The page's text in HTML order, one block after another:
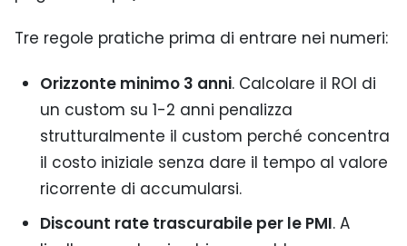
Tre regole pratiche prima di entrare nei numeri:
Orizzonte minimo 3 anni. Calcolare il ROI di
un custom su 1-2 anni penalizza
strutturalmente il custom perché concentra
il costo iniziale senza dare il tempo al valore
ricorrente di accumularsi.
Discount rate trascurabile per le PMI. A